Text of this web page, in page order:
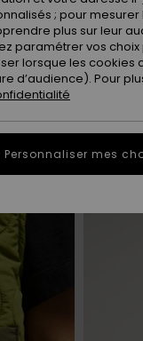
; pour
plus sur leur
paramétrer vos
lorsque les cookies
d’audience). Pour
Personnaliser mes